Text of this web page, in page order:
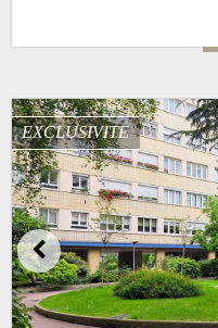
EXCLUSIVITÉ